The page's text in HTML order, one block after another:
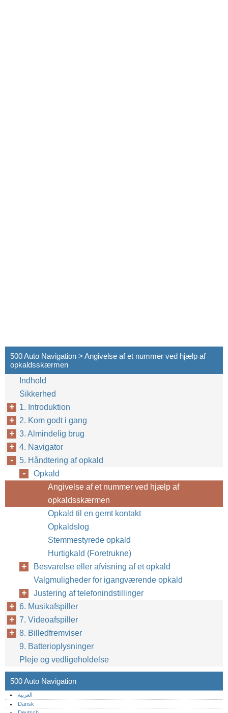
500 Auto Navigation > Angivelse af et nummer ved hjælp af
opkaldsskærmen
Indhold
Sikkerhed
1. Introduktion
2. Kom godt i gang
3. Almindelig brug
4. Navigator
5. Håndtering af opkald
Opkald
Angivelse af et nummer ved hjælp af
opkaldsskærmen
Opkald til en gemt kontakt
Opkaldslog
Stemmestyrede opkald
Hurtigkald (Foretrukne)
Besvarelse eller afvisning af et opkald
Valgmuligheder for igangværende opkald
Justering af telefonindstillinger
6. Musikafspiller
7. Videoafspiller
8. Billedfremviser
9. Batterioplysninger
Pleje og vedligeholdelse
500 Auto Navigation
العربية
Dansk